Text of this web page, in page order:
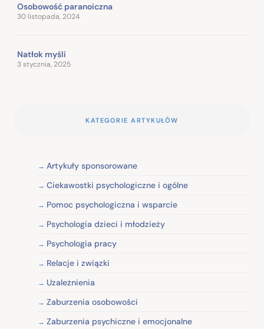
Osobowość paranoiczna
30 listopada, 2024
Natłok myśli
3 stycznia, 2025
KATEGORIE ARTYKUŁÓW
Artykuły sponsorowane
Ciekawostki psychologiczne i ogólne
Pomoc psychologiczna i wsparcie
Psychologia dzieci i młodzieży
Psychologia pracy
Relacje i związki
Uzależnienia
Zaburzenia osobowości
Zaburzenia psychiczne i emocjonalne